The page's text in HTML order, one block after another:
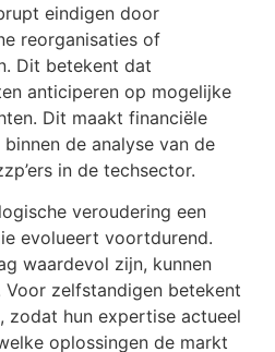
eindigen door
reorganisaties of
Dit betekent dat
anticiperen op mogelijke
Dit maakt financiële
de analyse van de
in de techsector.
veroudering een
evolueert voortdurend.
waardevol zijn, kunnen
zelfstandigen betekent
hun expertise actueel
oplossingen de markt